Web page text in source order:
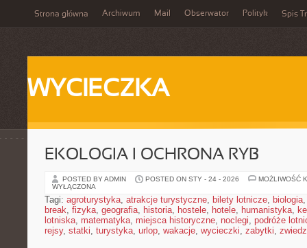
Strona główna Archiwum Mail Obserwator Polityk Spis
WYCIECZKA
EKOLOGIA I OCHRONA RYB
POSTED BY ADMIN POSTED ON STY - 24 - 2026
MOŻLIWOŚĆ
WYŁĄCZONA
Tagi: agroturystyka, atrakcje turystyczne, bilety lotnicze, biologia
break, fizyka, geografia, historia, hostele, hotele, humanistyka,
lotniska, matematyka, miejsca historyczne, noclegi, podróże
rejsy, statki, turystyka, urlop, wakacje, wycieczki, zabytki,